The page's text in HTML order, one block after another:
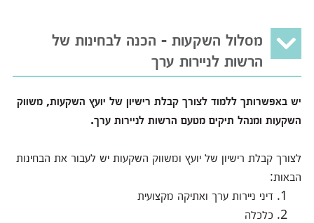
מסלול השקעות - הכנה לבחינות של
הרשות לניירות ערך
יש באפשרותך ללמוד לצורך קבלת רישיון של יועץ השקעות, משווק
השקעות ומנהל תיקים מטעם הרשות לניירות ערך.
לצורך קבלת רישיון של יועץ ומשווק השקעות יש לעבור את הבחינות
הבאות:
דיני ניירות ערך ואתיקה מקצועית
כלכלה